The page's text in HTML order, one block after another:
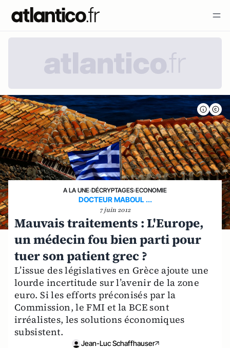
A LA UNE›DÉCRYPTAGES›ECONOMIE
DOCTEUR MABOUL ...
7 juin 2012
Mauvais traitements : L'Europe,
un médecin fou bien parti pour
tuer son patient grec ?
L’issue des législatives en Grèce ajoute une
lourde incertitude sur l’avenir de la zone
euro. Si les efforts préconisés par la
Commission, le FMI et la BCE sont
irréalistes, les solutions économiques
subsistent.
Jean-Luc Schaffhauser